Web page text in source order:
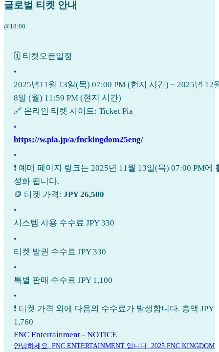
글로벌 티켓 안내
@18:00
🗓 티켓오픈일정
•
2025년11월 13일(목) 07:00 PM (현지 시간) ~ 2025년 12
8일 (월) 11:59 PM (현지 시간)
🔗 온라인 티켓 사이트: Ticket Pia
•
https://w.pia.jp/a/fnckingdom25eng/
•
❗️ 예매 페이지 링크는 2025년 11월 13일(목) 07:00 PM에
성화 됩니다.
🪙 티켓 가격: JPY 26,500
•
시스템 사용 수수료 JPY 330
•
티켓 발권 수수료 JPY 330
•
특별 판매 수수료 JPY 1,100
•
❗️ 티켓 가격 외에 다음의 수수료가 발생합니다. 총액 JPY
1,760
FNC Entertainment - NOTICE
안녕하세요. FNC ENTERTAINMENT 입니다. 2025 FNC KINGDOM